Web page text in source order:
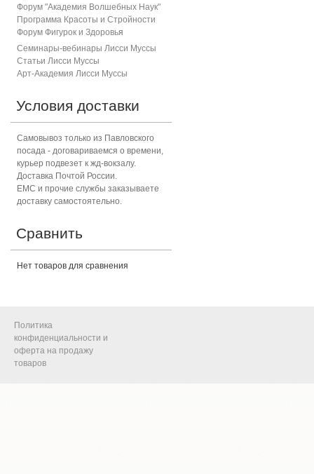
Форум "Академия Волшебных Наук"
Программа Красоты и Стройности
Форум Фигурок и Здоровья
Семинары-вебинары Лисси Муссы
Статьи Лисси Муссы
Арт-Академия Лисси Муссы
Условия доставки
Самовывоз только из Павловского
посада - договариваемся о времени,
курьер подвезет к жд-вокзалу.
Доставка Почтой России.
ЕМС и прочие службы заказываете
доставку самостоятельно.
Сравнить
Нет товаров для сравнения
Политика
конфиденциальности и
оферта на продажу
товаров